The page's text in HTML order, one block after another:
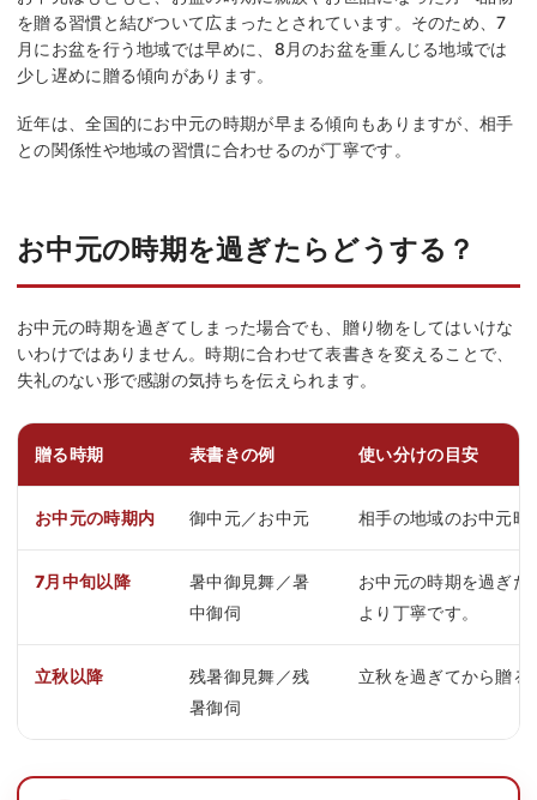
を贈る習慣と結びついて広まったとされています。そのため、7
月にお盆を行う地域では早めに、8月のお盆を重んじる地域では
少し遅めに贈る傾向があります。
近年は、全国的にお中元の時期が早まる傾向もありますが、相手
との関係性や地域の習慣に合わせるのが丁寧です。
お中元の時期を過ぎたらどうする？
お中元の時期を過ぎてしまった場合でも、贈り物をしてはいけな
いわけではありません。時期に合わせて表書きを変えることで、
失礼のない形で感謝の気持ちを伝えられます。
贈る時期 表書きの例 使い分けの目安
お中元の時期内 御中元／お中元 相手の地域のお中元時
7月中旬以降
暑中御見舞／暑
中御伺
お中元の時期を過ぎ
より丁寧です。
立秋以降
残暑御見舞／残
暑御伺
立秋を過ぎてから贈る